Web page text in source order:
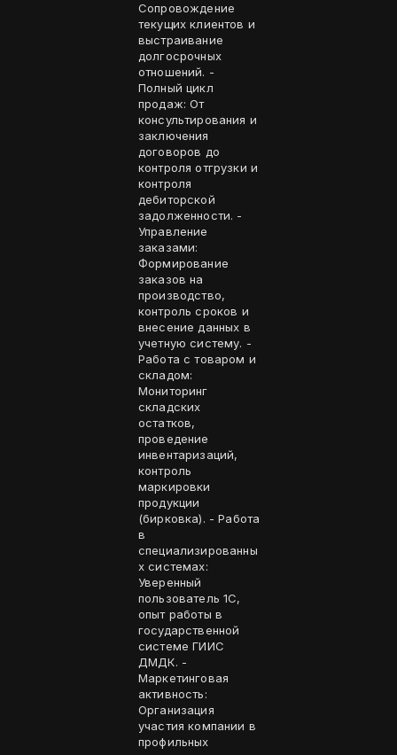
Сопровождение
текущих клиентов и
выстраивание
долгосрочных
отношений. -
Полный цикл
продаж: От
консультирования и
заключения
договоров до
контроля отгрузки и
контроля
дебиторской
задолженности. -
Управление
заказами:
Формирование
заказов на
производство,
контроль сроков и
внесение данных в
учетную систему. -
Работа с товаром и
складом:
Мониторинг
складских
остатков,
проведение
инвентаризаций,
контроль
маркировки
продукции
(бирковка). - Работа
в
специализированны
х системах:
Уверенный
пользователь 1С,
опыт работы в
государственной
системе ГИИС
ДМДК. -
Маркетинговая
активность:
Организация
участия компании в
профильных